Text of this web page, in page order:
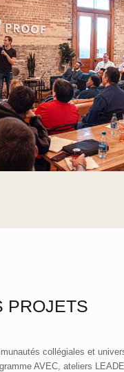
PROJETS
collégiales et
AVEC, ateliers